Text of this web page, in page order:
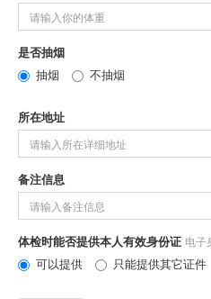
是否抽烟
抽烟
不抽烟
所在地址
备注信息
体检时能否提供本人有效身份证 电子
可以提供 只能提供其它证件